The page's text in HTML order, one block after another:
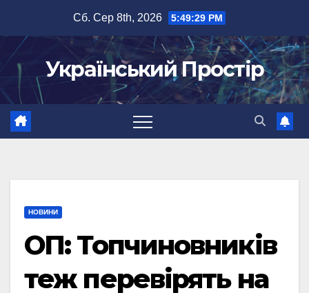
вмісту
Сб. Сер 8th, 2026 5:49:30 PM
Український Простір
НОВИНИ
ОП: Топчиновників
теж перевірять на